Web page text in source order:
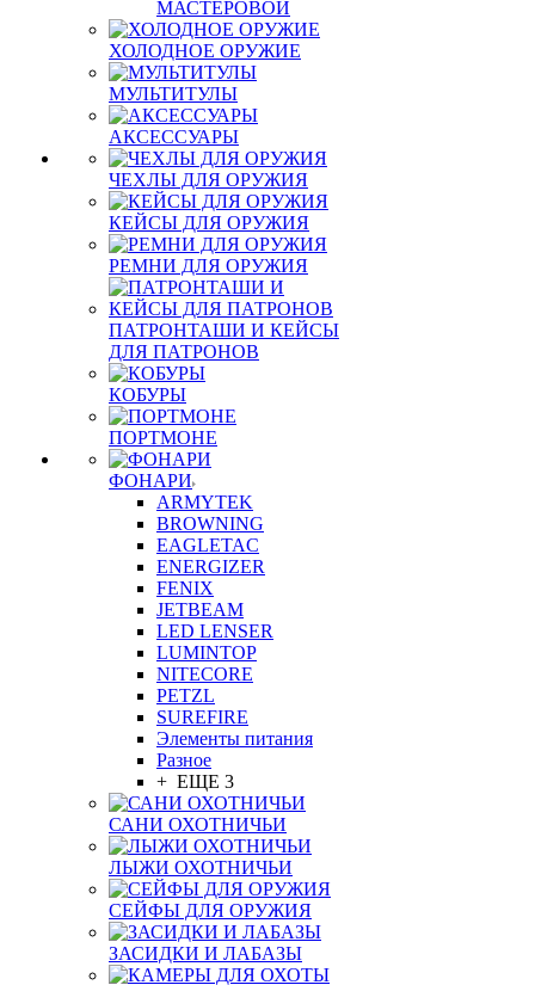
МАСТЕРОВОЙ
ХОЛОДНОЕ ОРУЖИЕ
МУЛЬТИТУЛЫ
АКСЕССУАРЫ
ЧЕХЛЫ ДЛЯ ОРУЖИЯ
КЕЙСЫ ДЛЯ ОРУЖИЯ
РЕМНИ ДЛЯ ОРУЖИЯ
ПАТРОНТАШИ И КЕЙСЫ
ДЛЯ ПАТРОНОВ
КОБУРЫ
ПОРТМОНЕ
ФОНАРИ
ARMYTEK
BROWNING
EAGLETAC
ENERGIZER
FENIX
JETBEAM
LED LENSER
LUMINTOP
NITECORE
PETZL
SUREFIRE
Элементы питания
Разное
+ ЕЩЕ 3
САНИ ОХОТНИЧЬИ
ЛЫЖИ ОХОТНИЧЬИ
СЕЙФЫ ДЛЯ ОРУЖИЯ
ЗАСИДКИ И ЛАБАЗЫ